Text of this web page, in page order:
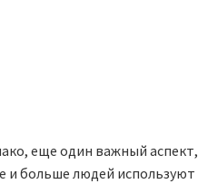
еще один важный аспект,
и больше людей используют